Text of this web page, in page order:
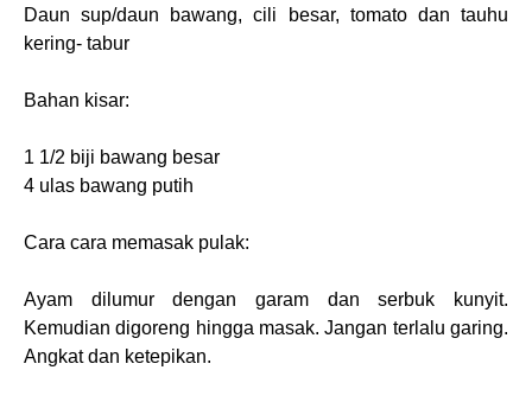
Daun sup/daun bawang, cili besar, tomato dan tauhu
kering- tabur
Bahan kisar:
1 1/2 biji bawang besar
4 ulas bawang putih
Cara cara memasak pulak:
Ayam dilumur dengan garam dan serbuk kunyit.
Kemudian digoreng hingga masak. Jangan terlalu garing.
Angkat dan ketepikan.